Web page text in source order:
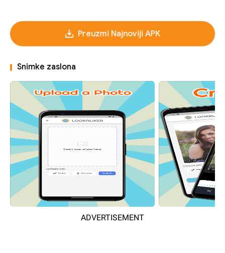
Preuzmi Najnoviji APK
Snimke zaslona
ADVERTISEMENT